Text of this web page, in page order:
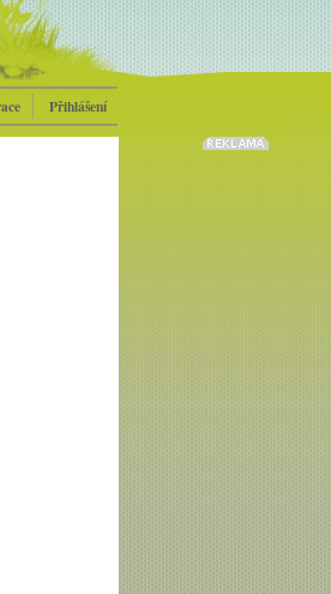
Přihlášení